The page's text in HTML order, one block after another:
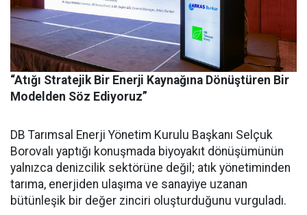
“Atığı Stratejik Bir Enerji Kaynağına Dönüştüren Bir
Modelden Söz Ediyoruz”
DB Tarımsal Enerji Yönetim Kurulu Başkanı Selçuk
Borovalı yaptığı konuşmada biyoyakıt dönüşümünün
yalnızca denizcilik sektörüne değil; atık yönetiminden
tarıma, enerjiden ulaşıma ve sanayiye uzanan
bütünleşik bir değer zinciri oluşturduğunu vurguladı.